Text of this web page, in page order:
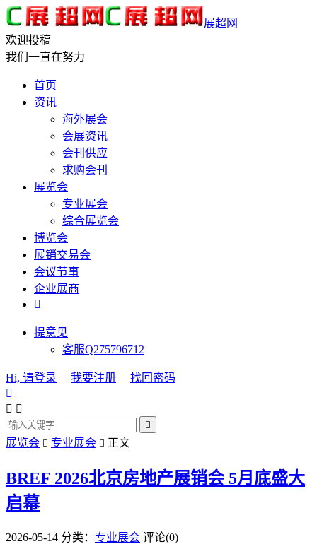
展超网
欢迎投稿
我们一直在努力
首页
资讯
海外展会
会展资讯
会刊供应
求购会刊
展览会
专业展会
综合展览会
博览会
展销交易会
会议节事
企业展商

提意见
客服Q275796712
Hi, 请登录 我要注册
找回密码

 

展览会  专业展会  正文
BREF 2026北京房地产展销会 5月底盛大
启幕
2026-05-14 分类： 专业展会 评论(0)